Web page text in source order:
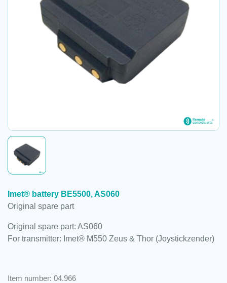
Imet® battery BE5500, AS060
Original spare part
Original spare part: AS060
For transmitter: Imet® M550 Zeus & Thor (Joystickzender)
Item number: 04.966